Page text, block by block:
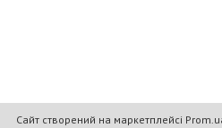
Сайт створений на маркетплейсі